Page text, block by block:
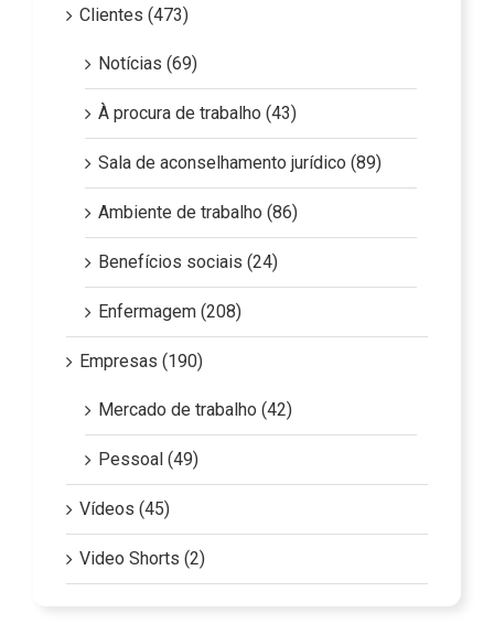
Clientes (473)
Notícias (69)
À procura de trabalho (43)
Sala de aconselhamento jurídico (89)
Ambiente de trabalho (86)
Benefícios sociais (24)
Enfermagem (208)
Empresas (190)
Mercado de trabalho (42)
Pessoal (49)
Vídeos (45)
Video Shorts (2)